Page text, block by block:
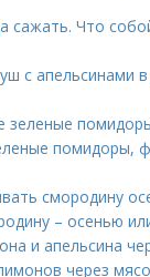
сажать. Что
с апельсинами
помидоры,
смородину
– осенью
и апельсина
через